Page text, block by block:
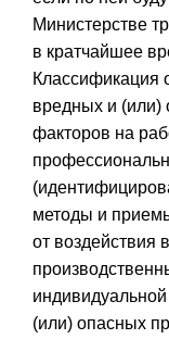
Министерстве
в кратчайшее
Классификация
вредных и (или)
факторов на
методы и
от воздействия
(или) опасных